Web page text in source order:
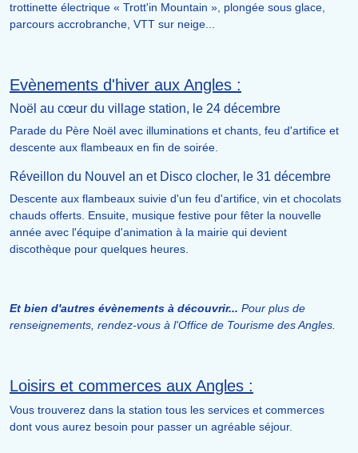
trottinette électrique « Trott'in Mountain », plongée sous glace,
parcours accrobranche, VTT sur neige...
Evènements d'hiver aux Angles :
Noël au cœur du village station, le 24 décembre
Parade du Père Noël avec illuminations et chants, feu d'artifice et
descente aux flambeaux en fin de soirée.
Réveillon du Nouvel an et Disco clocher, le 31 décembre
Descente aux flambeaux suivie d'un feu d'artifice, vin et chocolats
chauds offerts. Ensuite, musique festive pour fêter la nouvelle
année avec l'équipe d'animation à la mairie qui devient
discothèque pour quelques heures.
Et bien d'autres évènements à découvrir... Pour plus de
renseignements, rendez-vous à l'Office de Tourisme des Angles.
Loisirs et commerces aux Angles :
Vous trouverez dans la station tous les services et commerces
dont vous aurez besoin pour passer un agréable séjour.